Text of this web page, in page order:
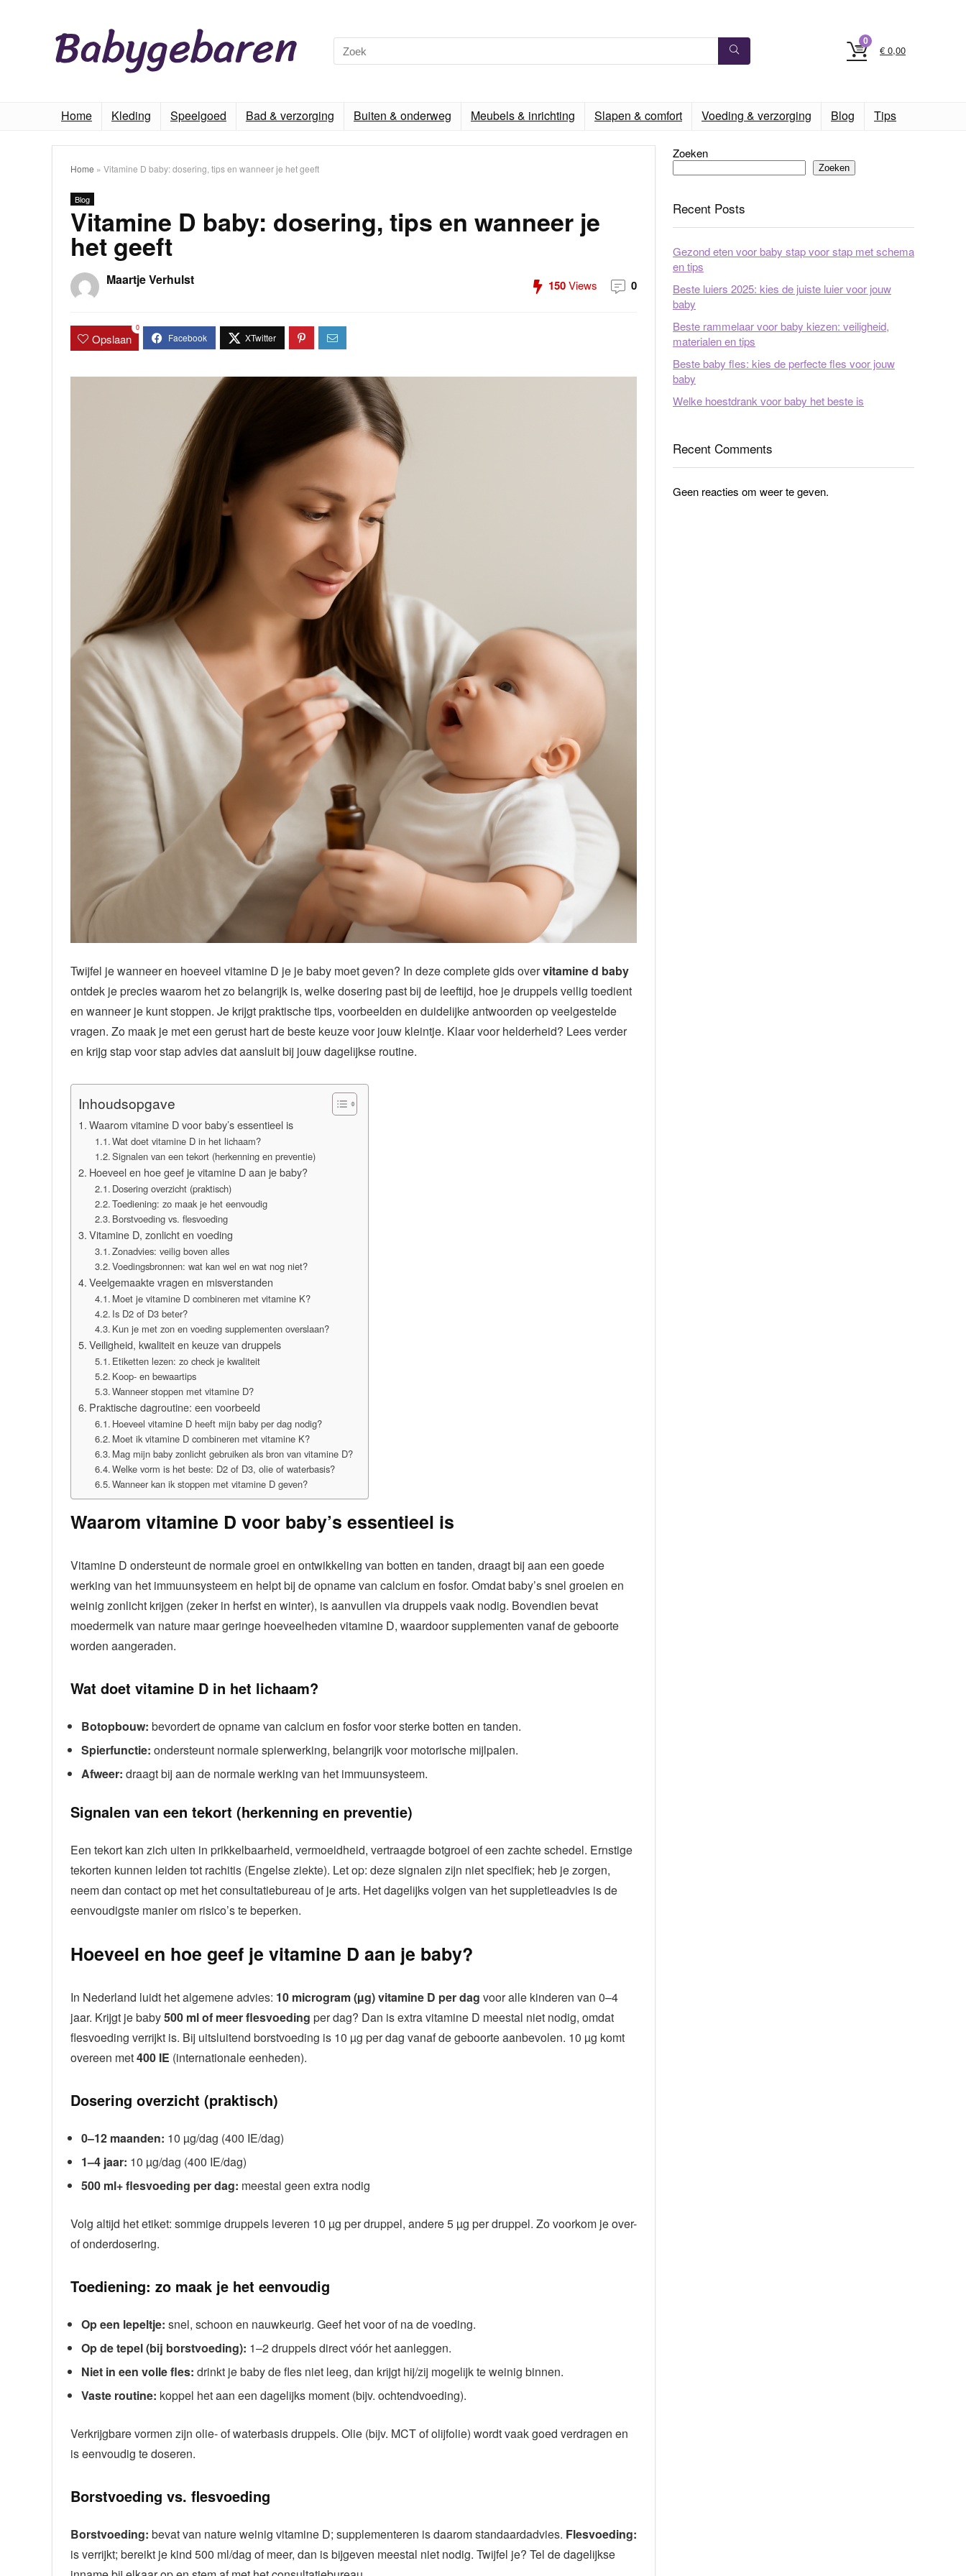
0
€ 0,00
Home Kleding Speelgoed Bad & verzorging Buiten & onderweg Meubels & inrichting Slapen & comfort Voeding & verzorging Blog Tips
Home » Vitamine D baby: dosering, tips en wanneer je het geeft
Blog
Vitamine D baby: dosering, tips en wanneer je
het geeft
Maartje Verhulst 150Views 0
Opslaan
0
Twijfel je wanneer en hoeveel vitamine D je je baby moet geven? In deze complete gids overvitamine d baby
ontdek je precies waarom het zo belangrijk is, welke dosering past bij de leeftijd, hoe je druppels veilig toedient
en wanneer je kunt stoppen. Je krijgt praktische tips, voorbeelden en duidelijke antwoorden op veelgestelde
vragen. Zo maak je met een gerust hart de beste keuze voor jouw kleintje. Klaar voor helderheid? Lees verder
en krijg stap voor stap advies dat aansluit bij jouw dagelijkse routine.
Inhoudsopgave
Waarom vitamine D voor baby’s essentieel is
Wat doet vitamine D in het lichaam?
Signalen van een tekort (herkenning en preventie)
Hoeveel en hoe geef je vitamine D aan je baby?
Dosering overzicht (praktisch)
Toediening: zo maak je het eenvoudig
Borstvoeding vs. flesvoeding
Vitamine D, zonlicht en voeding
Zonadvies: veilig boven alles
Voedingsbronnen: wat kan wel en wat nog niet?
Veelgemaakte vragen en misverstanden
Moet je vitamine D combineren met vitamine K?
Is D2 of D3 beter?
Kun je met zon en voeding supplementen overslaan?
Veiligheid, kwaliteit en keuze van druppels
Etiketten lezen: zo check je kwaliteit
Koop- en bewaartips
Wanneer stoppen met vitamine D?
Praktische dagroutine: een voorbeeld
Hoeveel vitamine D heeft mijn baby per dag nodig?
Moet ik vitamine D combineren met vitamine K?
Mag mijn baby zonlicht gebruiken als bron van vitamine D?
Welke vorm is het beste: D2 of D3, olie of waterbasis?
Wanneer kan ik stoppen met vitamine D geven?
Waarom vitamine D voor baby’s essentieel is
Vitamine D ondersteunt de normale groei en ontwikkeling van botten en tanden, draagt bij aan een goede
werking van het immuunsysteem en helpt bij de opname van calcium en fosfor. Omdat baby’s snel groeien en
weinig zonlicht krijgen (zeker in herfst en winter), is aanvullen via druppels vaak nodig. Bovendien bevat
moedermelk van nature maar geringe hoeveelheden vitamine D, waardoor supplementen vanaf de geboorte
worden aangeraden.
Wat doet vitamine D in het lichaam?
Botopbouw: bevordert de opname van calcium en fosfor voor sterke botten en tanden.
Spierfunctie: ondersteunt normale spierwerking, belangrijk voor motorische mijlpalen.
Afweer: draagt bij aan de normale werking van het immuunsysteem.
Signalen van een tekort (herkenning en preventie)
Een tekort kan zich uiten in prikkelbaarheid, vermoeidheid, vertraagde botgroei of een zachte schedel. Ernstige
tekorten kunnen leiden tot rachitis (Engelse ziekte). Let op: deze signalen zijn niet specifiek; heb je zorgen,
neem dan contact op met het consultatiebureau of je arts. Het dagelijks volgen van het suppletieadvies is de
eenvoudigste manier om risico’s te beperken.
Hoeveel en hoe geef je vitamine D aan je baby?
In Nederland luidt het algemene advies: 10 microgram (µg) vitamine D per dag voor alle kinderen van 0–4
jaar. Krijgt je baby500 ml of meer flesvoeding per dag? Dan is extra vitamine D meestal niet nodig, omdat
flesvoeding verrijkt is. Bij uitsluitend borstvoeding is 10 µg per dag vanaf de geboorte aanbevolen. 10 µg komt
overeen met400 IE (internationale eenheden).
Dosering overzicht (praktisch)
0–12 maanden: 10 µg/dag (400 IE/dag)
1–4 jaar: 10 µg/dag (400 IE/dag)
500 ml+ flesvoeding per dag: meestal geen extra nodig
Volg altijd het etiket: sommige druppels leveren 10 µg per druppel, andere 5 µg per druppel. Zo voorkom je over-
of onderdosering.
Toediening: zo maak je het eenvoudig
Op een lepeltje: snel, schoon en nauwkeurig. Geef het voor of na de voeding.
Op de tepel (bij borstvoeding): 1–2 druppels direct vóór het aanleggen.
Niet in een volle fles: drinkt je baby de fles niet leeg, dan krijgt hij/zij mogelijk te weinig binnen.
Vaste routine: koppel het aan een dagelijks moment (bijv. ochtendvoeding).
Verkrijgbare vormen zijn olie- of waterbasis druppels. Olie (bijv. MCT of olijfolie) wordt vaak goed verdragen en
is eenvoudig te doseren.
Borstvoeding vs. flesvoeding
Borstvoeding: bevat van nature weinig vitamine D; supplementeren is daarom standaardadvies. Flesvoeding:
is verrijkt; bereikt je kind 500 ml/dag of meer, dan is bijgeven meestal niet nodig. Twijfel je? Tel de dagelijkse
Zoeken
Zoeken
Recent Posts
Gezond eten voor baby stap voor stap met schema
en tips
Beste luiers 2025: kies de juiste luier voor jouw
baby
Beste rammelaar voor baby kiezen: veiligheid,
materialen en tips
Beste baby fles: kies de perfecte fles voor jouw
baby
Welke hoestdrank voor baby het beste is
Recent Comments
Geen reacties om weer te geven.